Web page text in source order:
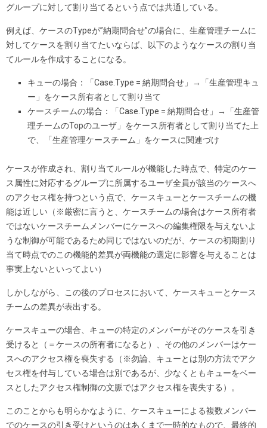
グループに対して割り当てるという点では共通している。
例えば、ケースのTypeが”納期問合せ”の場合に、生産管理チームに
対してケースを割り当てたいならば、以下のようなケースの割り当
てルールを作成することになる。
キューの場合：「Case.Type = 納期問合せ」→「生産管理キュ
ー」をケース所有者として割り当て
ケースチームの場合：「Case.Type = 納期問合せ」→「生産管
理チームのTopのユーザ」をケース所有者として割り当てた上
で、「生産管理ケースチーム」をケースに関連づけ
ケースが作成され、割り当てルールが機能した時点で、特定のケー
ス属性に対応するグループに所属するユーザ全員が該当のケースへ
のアクセス権を持つという点で、ケースキューとケースチームの機
能は近しい（※厳密に言うと、ケースチームの場合はケース所有者
ではないケースチームメンバーにケースへの編集権限を与えないよ
うな制御が可能であるため同じではないのだが、ケースの初期割り
当て時点でのこの機能的差異が両機能の選定に影響を与えることは
事実上ないといってよい）
しかしながら、この後のプロセスにおいて、ケースキューとケース
チームの差異が表出する。
ケースキューの場合、キューの特定のメンバーがそのケースを引き
受けると（＝ケースの所有者になると）、その他のメンバーはケー
スへのアクセス権を喪失する（※勿論、キューとは別の方法でアク
セス権を付与している場合は別であるが、少なくともキューをベー
スとしたアクセス権制御の文脈ではアクセス権を喪失する）。
このことからも明らかなように、ケースキューによる複数メンバー
でのケースの引き受けというのはあくまで一時的なもので、最終的